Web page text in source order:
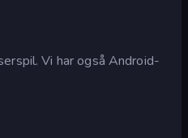
Vi har også Android-